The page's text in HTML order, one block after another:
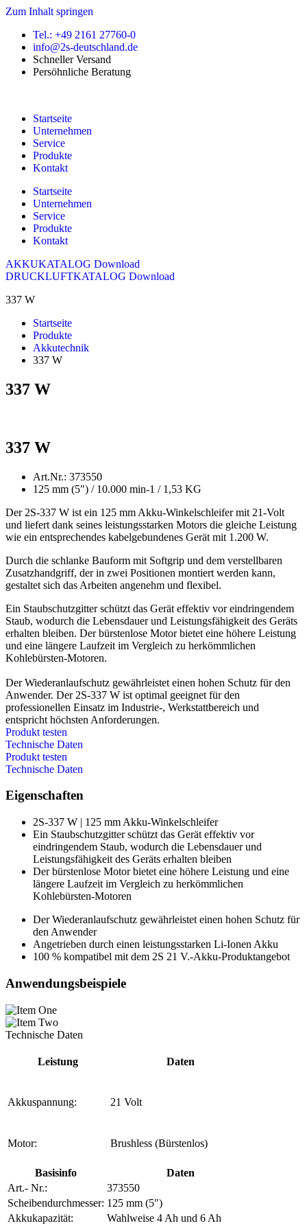
Zum Inhalt springen
Tel.: +49 2161 27760-0
info@2s-deutschland.de
Schneller Versand
Persöhnliche Beratung
Startseite
Unternehmen
Service
Produkte
Kontakt
Startseite
Unternehmen
Service
Produkte
Kontakt
AKKUKATALOG Download
DRUCKLUFTKATALOG Download
337 W
Startseite
Produkte
Akkutechnik
337 W
337 W
337 W
Art.Nr.: 373550
125 mm (5″) / 10.000 min-1 / 1,53 KG
Der 2S-337 W ist ein 125 mm Akku-Winkelschleifer mit 21-Volt
und liefert dank seines leistungsstarken Motors die gleiche Leistung
wie ein entsprechendes kabelgebundenes Gerät mit 1.200 W.
Durch die schlanke Bauform mit Softgrip und dem verstellbaren
Zusatzhandgriff, der in zwei Positionen montiert werden kann,
gestaltet sich das Arbeiten angenehm und flexibel.
Ein Staubschutzgitter schützt das Gerät effektiv vor eindringendem
Staub, wodurch die Lebensdauer und Leistungsfähigkeit des Geräts
erhalten bleiben. Der bürstenlose Motor bietet eine höhere Leistung
und eine längere Laufzeit im Vergleich zu herkömmlichen
Kohlebürsten-Motoren.
Der Wiederanlaufschutz gewährleistet einen hohen Schutz für den
Anwender. Der 2S-337 W ist optimal geeignet für den
professionellen Einsatz im Industrie-, Werkstattbereich und
entspricht höchsten Anforderungen.
Produkt testen
Technische Daten
Produkt testen
Technische Daten
Eigenschaften
2S-337 W | 125 mm Akku-Winkelschleifer
Ein Staubschutzgitter schützt das Gerät effektiv vor
eindringendem Staub, wodurch die Lebensdauer und
Leistungsfähigkeit des Geräts erhalten bleiben
Der bürstenlose Motor bietet eine höhere Leistung und eine
längere Laufzeit im Vergleich zu herkömmlichen
Kohlebürsten-Motoren
Der Wiederanlaufschutz gewährleistet einen hohen Schutz für
den Anwender
Angetrieben durch einen leistungsstarken Li-Ionen Akku
100 % kompatibel mit dem 2S 21 V.-Akku-Produktangebot
Anwendungsbeispiele
Technische Daten
Leistung Daten
Akkuspannung: 21 Volt
Motor: Brushless (Bürstenlos)
Basisinfo
Daten
Art.- Nr.:
373550
Scheibendurchmesser: 125 mm (5″)
Akkukapazität:
Wahlweise 4 Ah und 6 Ah